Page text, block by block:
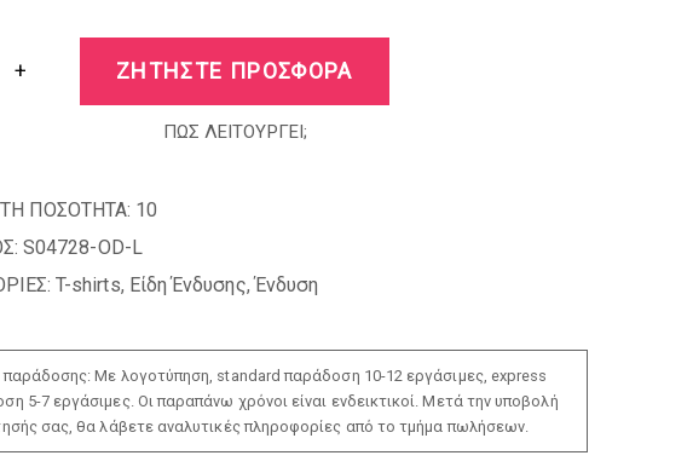
+ ΖΗΤΗΣΤΕ ΠΡΟΣΦΟΡΑ
ΠΩΣ ΛΕΙΤΟΥΡΓΕΙ;
ΠΟΣΟΤΗΤΑ: 10
S04728-OD-L
T-shirts, Είδη Ένδυσης,Ένδυση
παράδοσης: Με λογοτύπηση, standard παράδοση 10-12 εργάσιμες, express
5-7 εργάσιμες. Οι παραπάνω χρόνοι είναι ενδεικτικοί. Μετά την υποβολή
σας, θα λάβετε αναλυτικές πληροφορίες από το τμήμα πωλήσεων.